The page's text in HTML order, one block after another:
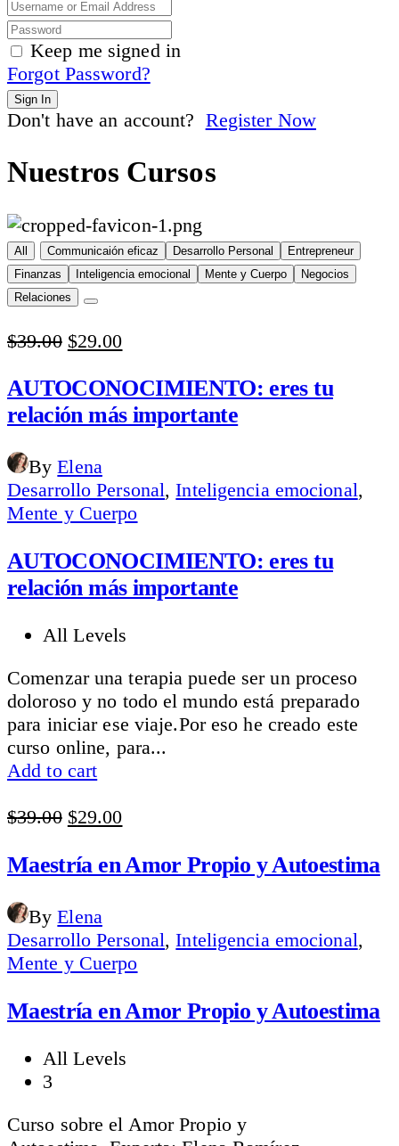
Keep me signed in
Forgot Password?
Sign In
Don't have an account? Register Now
Nuestros Cursos
All Communicaión eficaz Desarrollo Personal
Entrepreneur
Finanzas
Inteligencia emocional Mente y Cuerpo
Negocios
Relaciones
$39.00 Original
was:
$39.00.
$29.00Current
is:
$29.00.
AUTOCONOCIMIENTO: eres tu
relación más importante
By Elena
Desarrollo Personal,Inteligencia emocional,
Mente y Cuerpo
AUTOCONOCIMIENTO: eres tu
relación más importante
All Levels
Comenzar una terapia puede ser un proceso
doloroso y no todo el mundo está preparado
para iniciar ese viaje.Por eso he creado este
curso online, para...
Add to cart
$39.00 Original
was:
$29.00Current
is:
Maestría en Amor Propio y Autoestima
By Elena
Desarrollo Personal,Inteligencia emocional,
Mente y Cuerpo
Maestría en Amor Propio y Autoestima
All Levels
3
Curso sobre el Amor Propio y